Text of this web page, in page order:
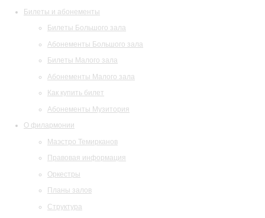
Билеты и абонементы
Билеты Большого зала
Абонементы Большого зала
Билеты Малого зала
Абонементы Малого зала
Как купить билет
Абонементы Музитория
О филармонии
Маэстро Темирканов
Правовая информация
Оркестры
Планы залов
Структура